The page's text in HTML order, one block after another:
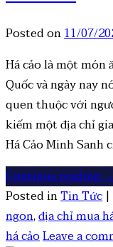
Posted on11/07/
Há cảo là một món
Quốc và ngày nay
quen thuộc với
kiếm một địa chỉ
Há Cảo Minh Sanh
Continue reading
Posted inTin Tức |
ngon,địa chỉ mua
há cảoLeave a